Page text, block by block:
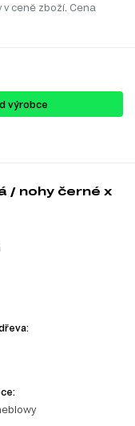
ceně zboží. Cena
výrobce
/ nohy černé x